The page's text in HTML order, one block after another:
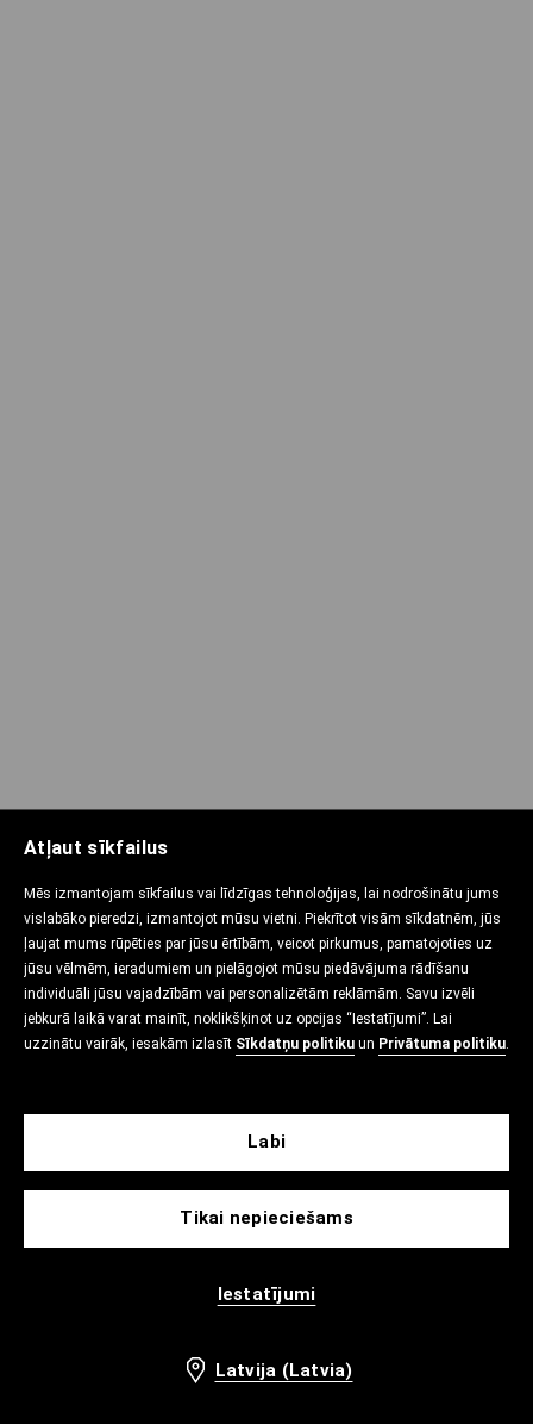
Atļaut sīkfailus
Mēs izmantojam sīkfailus vai līdzīgas tehnoloģijas, lai nodrošinātu jums
vislabāko pieredzi, izmantojot mūsu vietni. Piekrītot visām sīkdatnēm, jūs
ļaujat mums rūpēties par jūsu ērtībām, veicot pirkumus, pamatojoties uz
jūsu vēlmēm, ieradumiem un pielāgojot mūsu piedāvājuma rādīšanu
individuāli jūsu vajadzībām vai personalizētām reklāmām. Savu izvēli
jebkurā laikā varat mainīt, noklikšķinot uz opcijas “Iestatījumi”. Lai
uzzinātu vairāk, iesakām izlasīt Sīkdatņu politiku un Privātuma politiku.
Tikai nepieciešams
Iestatījumi
Labi
Latvija (Latvia)